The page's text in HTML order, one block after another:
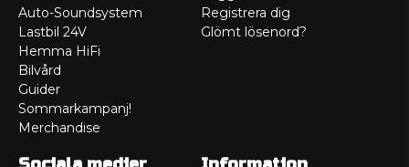
Auto-Soundsystem
Lastbil 24V
Hemma HiFi
Bilvård
Guider
Sommarkampanj!
Merchandise
Registrera dig
Glömt lösenord?